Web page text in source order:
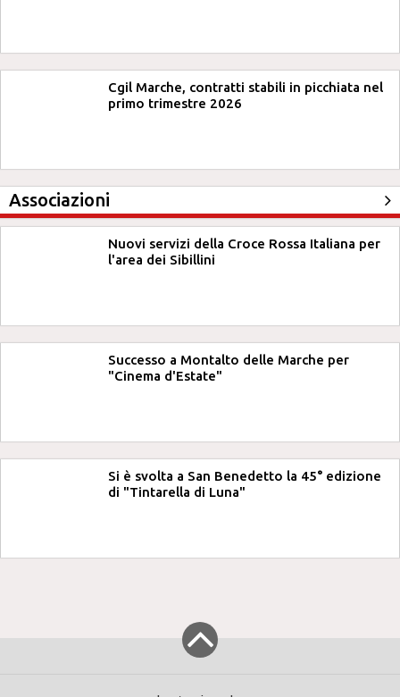
Cgil Marche, contratti stabili in picchiata nel
primo trimestre 2026
Associazioni
Nuovi servizi della Croce Rossa Italiana per
l'area dei Sibillini
Successo a Montalto delle Marche per
"Cinema d'Estate"
Si è svolta a San Benedetto la 45° edizione
di "Tintarella di Luna"